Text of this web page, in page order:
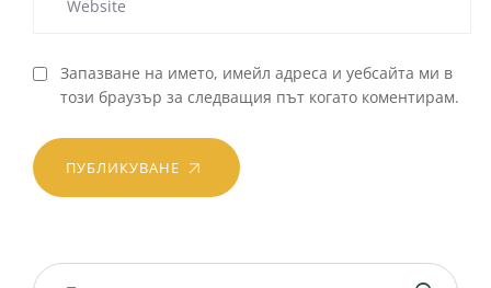
Запазване на името, имейл адреса и уебсайта ми в
този браузър за следващия път когато коментирам.
ПУБЛИКУВАНЕ